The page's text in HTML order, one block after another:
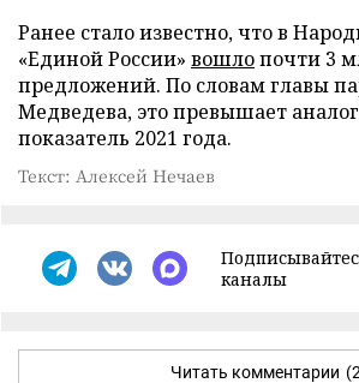
Ранее стало известно, что в
«Единой России» вошлопочти 3
предложений. По словам главы
Медведева, это превышает
показатель 2021 года.
Текст: Алексей Нечаев
каналы
Читать комментарии